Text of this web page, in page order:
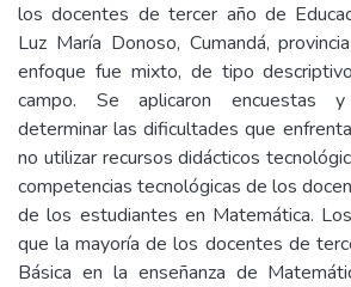
los docentes de tercer año de
Luz María Donoso, Cumandá,
enfoque fue mixto, de tipo
campo. Se aplicaron encuestas
determinar las dificultades que
no utilizar recursos didácticos
competencias tecnológicas de los
de los estudiantes en Matemática.
que la mayoría de los docentes de
Básica en la enseñanza de